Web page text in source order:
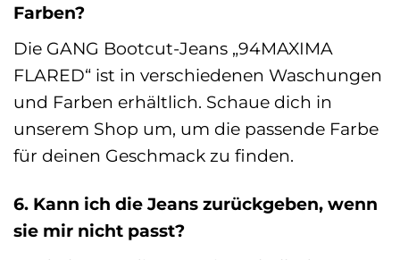
Farben?
Die GANG Bootcut-Jeans „94MAXIMA
FLARED“ ist in verschiedenen Waschungen
und Farben erhältlich. Schaue dich in
unserem Shop um, um die passende Farbe
für deinen Geschmack zu finden.
6. Kann ich die Jeans zurückgeben, wenn
sie mir nicht passt?